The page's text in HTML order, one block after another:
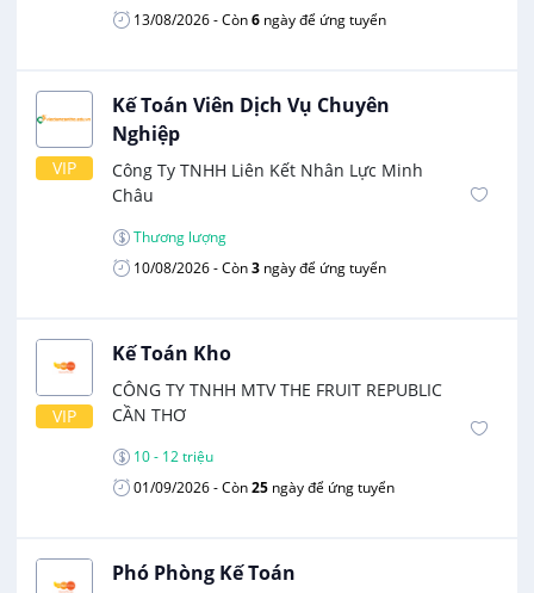
13/08/2026- Còn6 ngày để ứng tuyển
VIP
Kế Toán Viên Dịch Vụ Chuyên
Nghiệp
Công Ty TNHH Liên Kết Nhân Lực Minh
Châu
Thương lượng
10/08/2026- Còn3 ngày để ứng tuyển
VIP
Kế Toán Kho
CÔNG TY TNHH MTV THE FRUIT REPUBLIC
CẦN THƠ
10 - 12 triệu
01/09/2026- Còn25 ngày để ứng tuyển
Phó Phòng Kế Toán